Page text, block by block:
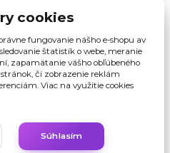
cookies
fungovanie nášho e-shopu av
štatistík o webe, meranie
zapamätanie vášho obľúbeného
či zobrazenie reklám
Viac na využitie cookies
Súhlasím